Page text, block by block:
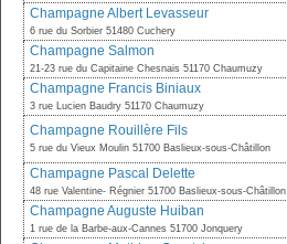
Champagne Albert Levasseur
6 rue du Sorbier 51480 Cuchery
Champagne Salmon
21-23 rue du Capitaine Chesnais 51170 Chaumuzy
Champagne Francis Biniaux
3 rue Lucien Baudry 51170 Chaumuzy
Champagne Rouillère Fils
5 rue du Vieux Moulin 51700 Baslieux-sous-Châtillon
Champagne Pascal Delette
48 rue Valentine- Régnier 51700 Baslieux-sous-Châtillon
Champagne Auguste Huiban
1 rue de la Barbe-aux-Cannes 51700 Jonquery